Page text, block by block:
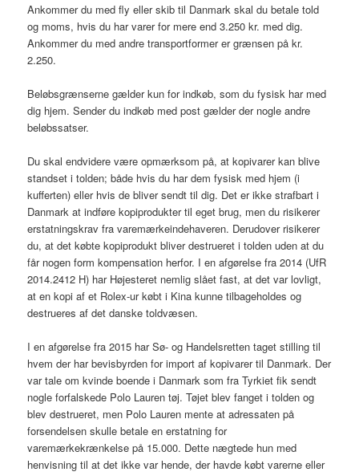
Ankommer du med fly eller skib til Danmark skal du betale told
og moms, hvis du har varer for mere end 3.250 kr. med dig.
Ankommer du med andre transportformer er grænsen på kr.
2.250.
Beløbsgrænserne gælder kun for indkøb, som du fysisk har med
dig hjem. Sender du indkøb med post gælder der nogle andre
beløbssatser.
Du skal endvidere være opmærksom på, at kopivarer kan blive
standset i tolden; både hvis du har dem fysisk med hjem (i
kufferten) eller hvis de bliver sendt til dig. Det er ikke strafbart i
Danmark at indføre kopiprodukter til eget brug, men du risikerer
erstatningskrav fra varemærkeindehaveren. Derudover risikerer
du, at det købte kopiprodukt bliver destrueret i tolden uden at du
får nogen form kompensation herfor. I en afgørelse fra 2014 (UfR
2014.2412 H) har Højesteret nemlig slået fast, at det var lovligt,
at en kopi af et Rolex-ur købt i Kina kunne tilbageholdes og
destrueres af det danske toldvæsen.
I en afgørelse fra 2015 har Sø- og Handelsretten taget stilling til
hvem der har bevisbyrden for import af kopivarer til Danmark. Der
var tale om kvinde boende i Danmark som fra Tyrkiet fik sendt
nogle forfalskede Polo Lauren tøj. Tøjet blev fanget i tolden og
blev destrueret, men Polo Lauren mente at adressaten på
forsendelsen skulle betale en erstatning for
varemærkekrænkelse på 15.000. Dette nægtede hun med
henvisning til at det ikke var hende, der havde købt varerne eller